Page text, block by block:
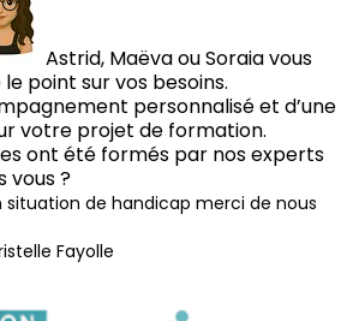
Astrid, Maëva ou Soraia vous
point sur vos besoins.
personnalisé et d’une
votre projet de formation.
ont été formés par nos experts
vous ?
situation de handicap merci de nous
Fayolle